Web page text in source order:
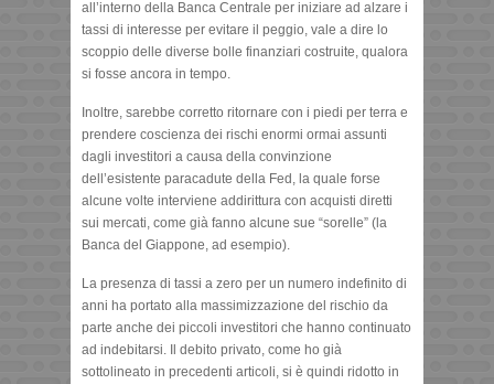
all’interno della Banca Centrale per iniziare ad alzare i
tassi di interesse per evitare il peggio, vale a dire lo
scoppio delle diverse bolle finanziari costruite, qualora
si fosse ancora in tempo.
Inoltre, sarebbe corretto ritornare con i piedi per terra e
prendere coscienza dei rischi enormi ormai assunti
dagli investitori a causa della convinzione
dell’esistente paracadute della Fed, la quale forse
alcune volte interviene addirittura con acquisti diretti
sui mercati, come già fanno alcune sue “sorelle” (la
Banca del Giappone, ad esempio).
La presenza di tassi a zero per un numero indefinito di
anni ha portato alla massimizzazione del rischio da
parte anche dei piccoli investitori che hanno continuato
ad indebitarsi. Il debito privato, come ho già
sottolineato in precedenti articoli, si è quindi ridotto in